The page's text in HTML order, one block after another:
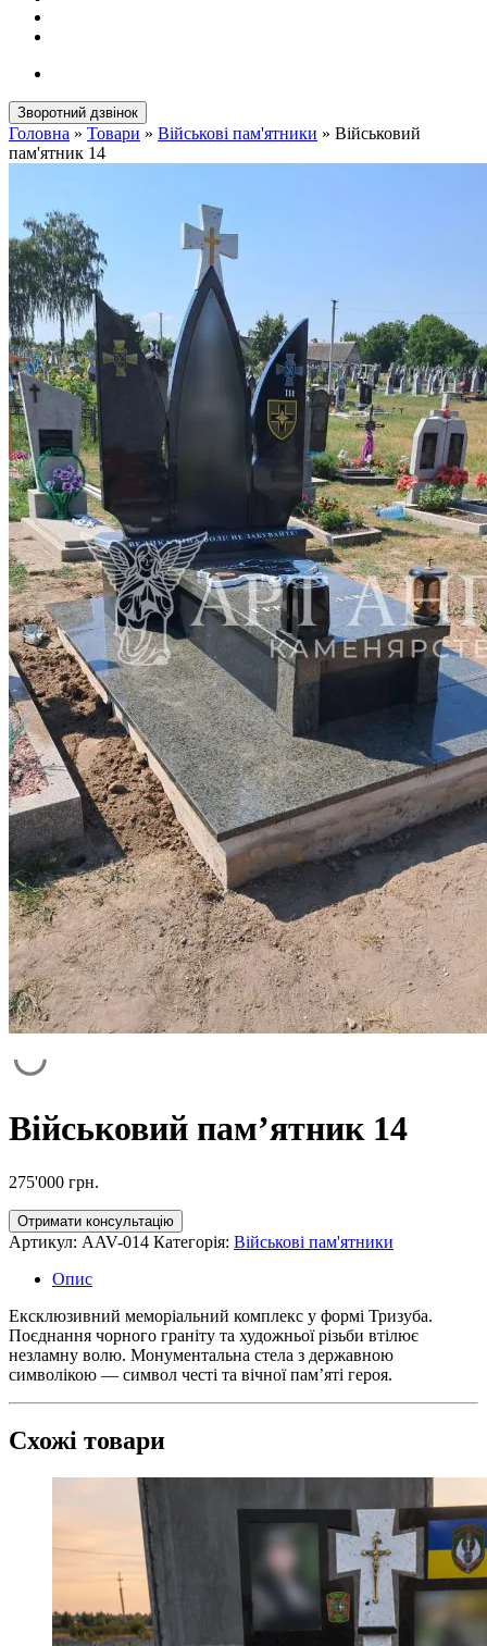
Зворотний дзвінок
Головна » Товари » Військові пам'ятники » Військовий
пам'ятник 14
Військовий пам’ятник 14
275'000 грн.
Отримати консультацію
Артикул: AAV-014 Категорія: Військові пам'ятники
Опис
Ексклюзивний меморіальний комплекс у формі Тризуба.
Поєднання чорного граніту та художньої різьби втілює
незламну волю. Монументальна стела з державною
символікою — символ честі та вічної пам’яті героя.
Схожі товари